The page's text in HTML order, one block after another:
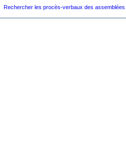
Rechercher les procès-verbaux des